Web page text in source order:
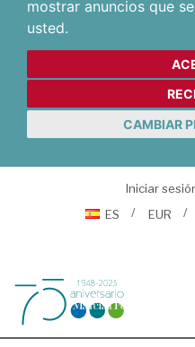
mostrar anuncios que
usted.
CAMBIAR
Iniciar
ES
EUR